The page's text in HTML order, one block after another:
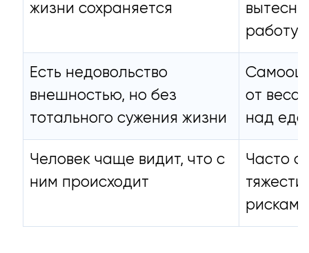
жизни сохраняется
работу
Есть недовольство
внешностью, но без
тотального сужения жизни
от
над
Человек чаще видит, что с
ним происходит
Часто
рискам